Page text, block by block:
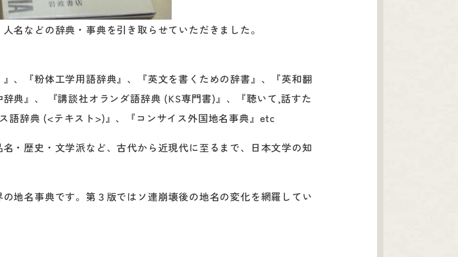
名などの辞典・事典を引き取らせていただきました。
、『粉体工学用語辞典』、『英文を書くための辞書』、『英和翻
典』、 『講談社オランダ語辞典 (KS専門書)』、『聴いて,話すた
語辞典 (<テキスト>)』、『コンサイス外国地名事典』etc
・歴史・文学派など、古代から近現代に至るまで、日本文学の知
地名事典です。第３版ではソ連崩壊後の地名の変化を網羅してい